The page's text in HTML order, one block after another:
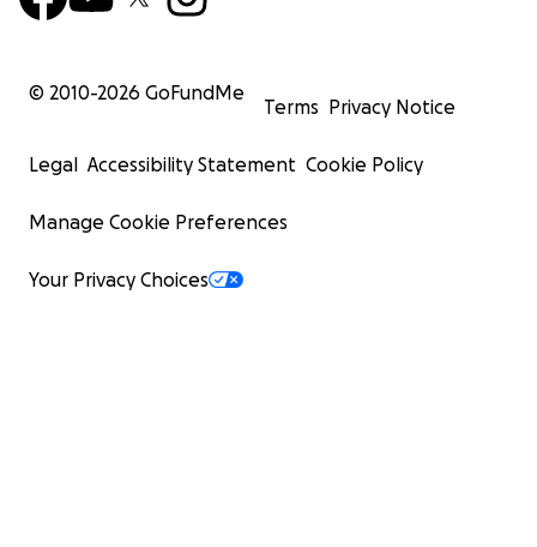
© 2010-2026 GoFundMe
Terms Privacy Notice
Legal Accessibility Statement Cookie Policy
Manage Cookie Preferences
Your Privacy Choices